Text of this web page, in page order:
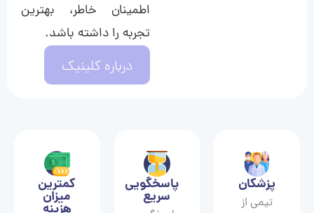
اطمینان خاطر، بهترین
تجربه را داشته باشد.
درباره کلینیک
پزشکان
تیمی از
پاسخگویی
سریع
کمترین
میزان
هزینه